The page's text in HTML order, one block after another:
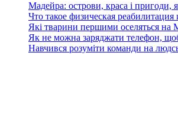
Мадейра: острови, краса і пригоди,
Что такое физическая
Які тварини першими оселяться на
Як не можна заряджати телефон,
Навчився розуміти команди на